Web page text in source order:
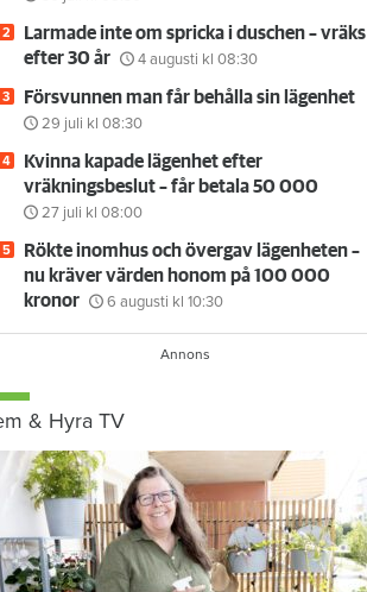
Larmade inte om spricka i duschen – vräks
efter 30 år
4 augusti kl 08:30
Försvunnen man får behålla sin lägenhet
29 juli kl 08:30
Kvinna kapade lägenhet efter
vräkningsbeslut – får betala 50 000
27 juli kl 08:00
Rökte inomhus och övergav lägenheten –
nu kräver värden honom på 100 000
kronor
6 augusti kl 10:30
& Hyra TV